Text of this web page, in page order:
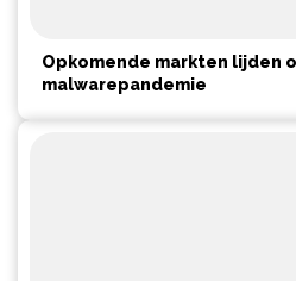
Opkomende markten lijden
malwarepandemie